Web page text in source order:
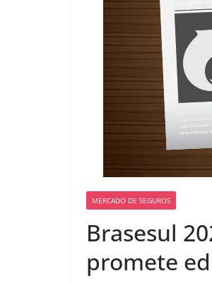
MERCADO DE SEGUROS
Brasesul
promete